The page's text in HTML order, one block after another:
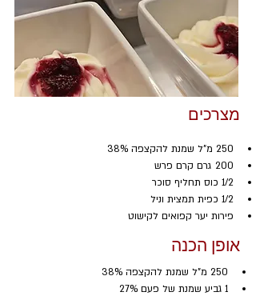
מצרכים
250 מ"ל שמנת להקצפה 38%
200 גרם קרם פרש
1/2 כוס תחליף סוכר
1/2 כפית תמצית וניל
פירות יער קפואים לקישוט
אופן הכנה
250 מ"ל שמנת להקצפה 38%
1 גביע שמנת של פעם 27%